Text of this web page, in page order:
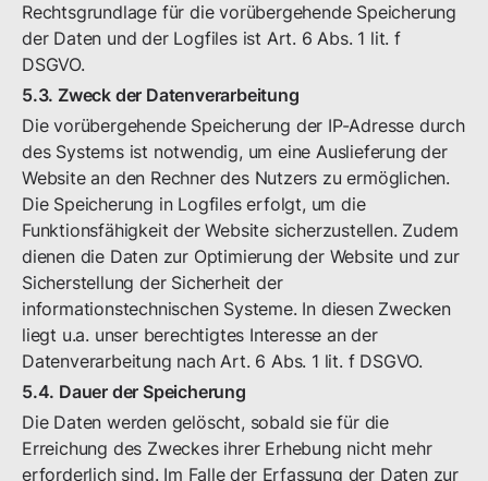
Rechtsgrundlage für die vorübergehende Speicherung
der Daten und der Logfiles ist Art. 6 Abs. 1 lit. f
DSGVO.
5.3. Zweck der Datenverarbeitung
Die vorübergehende Speicherung der IP-Adresse durch
des Systems ist notwendig, um eine Auslieferung der
Website an den Rechner des Nutzers zu ermöglichen.
Die Speicherung in Logfiles erfolgt, um die
Funktionsfähigkeit der Website sicherzustellen. Zudem
dienen die Daten zur Optimierung der Website und zur
Sicherstellung der Sicherheit der
informationstechnischen Systeme. In diesen Zwecken
liegt u.a. unser berechtigtes Interesse an der
Datenverarbeitung nach Art. 6 Abs. 1 lit. f DSGVO.
5.4. Dauer der Speicherung
Die Daten werden gelöscht, sobald sie für die
Erreichung des Zweckes ihrer Erhebung nicht mehr
erforderlich sind. Im Falle der Erfassung der Daten zur